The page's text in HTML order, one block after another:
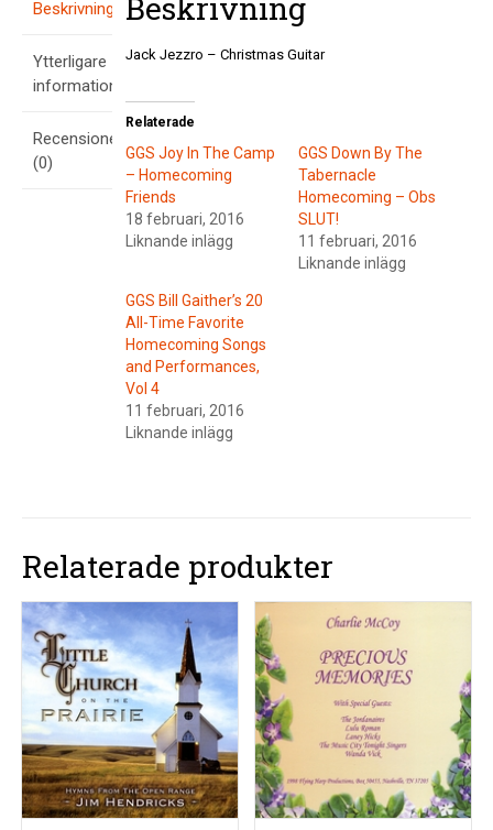
Beskrivning
Ytterligare
information
Recensioner
(0)
Beskrivning
Jack Jezzro – Christmas Guitar
Relaterade
GGS Joy In The Camp
– Homecoming
Friends
18 februari, 2016
Liknande inlägg
GGS Down By The
Tabernacle
Homecoming – Obs
SLUT!
11 februari, 2016
Liknande inlägg
GGS Bill Gaither’s 20
All-Time Favorite
Homecoming Songs
and Performances,
Vol 4
11 februari, 2016
Liknande inlägg
Relaterade produkter